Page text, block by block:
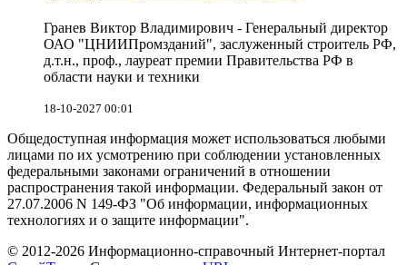
Гранев Виктор Владимирович - Генеральный директор
ОАО "ЦНИИПромзданий", заслуженный строитель РФ,
д.т.н., проф., лауреат премии Правительства РФ в
области науки и техники
18-10-2027 00:01
Общедоступная информация может использоваться любыми
лицами по их усмотрению при соблюдении установленных
федеральными законами ограничений в отношении
распространения такой информации. Федеральный закон от
27.07.2006 N 149-ФЗ "Об информации, информационных
технологиях и о защите информации".
© 2012-2026 Информационно-справочный Интернет-портал